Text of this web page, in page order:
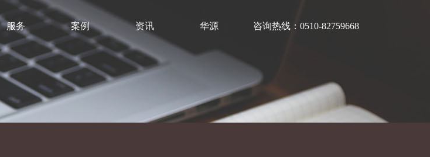
服务 案例 资讯 华源 咨询热线：0510-82759668